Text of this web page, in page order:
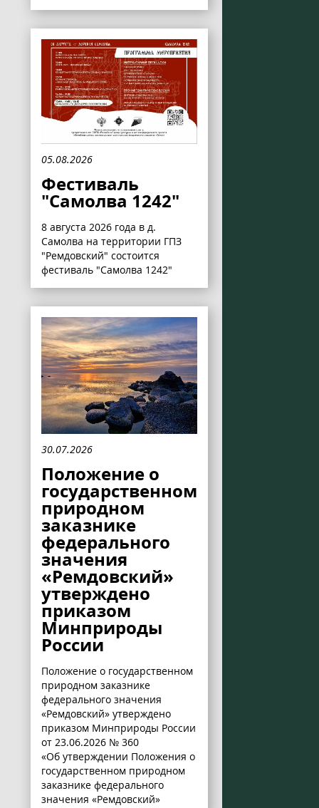
05.08.2026
Фестиваль
"Самолва 1242"
8 августа 2026 года в д.
Самолва на территории ГПЗ
"Ремдовский" состоится
фестиваль "Самолва 1242"
30.07.2026
Положение о
государственном
природном
заказнике
федерального
значения
«Ремдовский»
утверждено
приказом
Минприроды
России
Положение о государственном
природном заказнике
федерального значения
«Ремдовский» утверждено
приказом Минприроды России
от 23.06.2026 № 360
«Об утверждении Положения о
государственном природном
заказнике федерального
значения «Ремдовский»